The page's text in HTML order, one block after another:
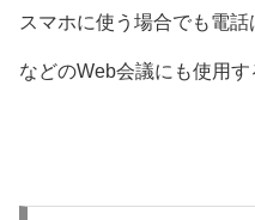
スマホに使う場合でも電
などのWeb会議にも使用す